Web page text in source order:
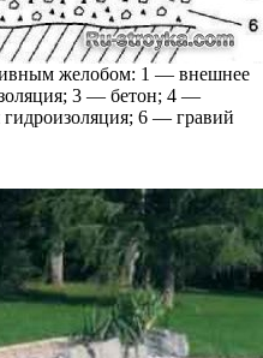
желобом: 1 — внешнее
3 — бетон; 4 —
6 — гравий